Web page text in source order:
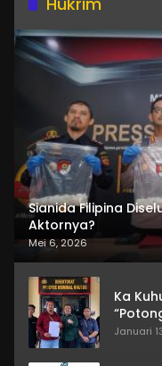
Sianida Filipina
Aktornya?
Mei 6, 2026
Ka
Januari